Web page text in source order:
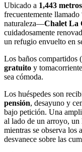
Ubicado a 1,443 metros
frecuentemente llamado
naturaleza—Chalet La
cuidadosamente
un refugio envuelto en
Los baños compartidos (
gratuito y
sea cómoda.
Los huéspedes son
pensión, desayuno y
bajo petición. Una
al lado de un arroyo, un
mientras se observa los
desvanece sobre las